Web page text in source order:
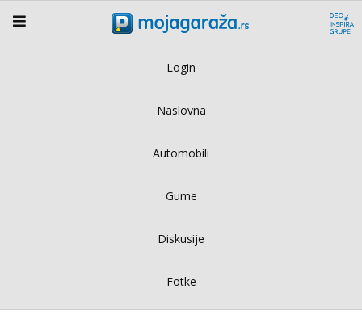
Login
Naslovna
Automobili
Gume
Diskusije
Fotke